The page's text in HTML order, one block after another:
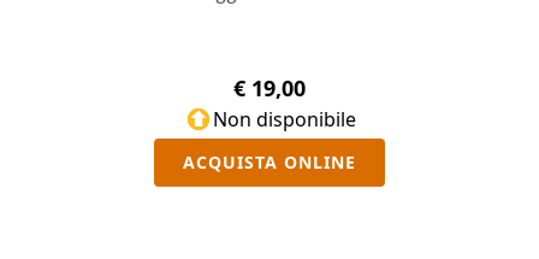
€ 19,00
Non disponibile
ACQUISTA ONLINE